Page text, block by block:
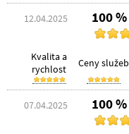
12.04.2025 100 %
Kvalita a
rychlost
Ceny služeb
07.04.2025 100 %